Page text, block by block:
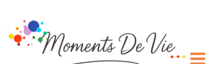
contenu